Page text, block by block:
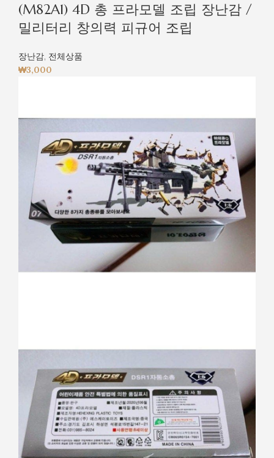
(M82A1) 4D 총 프라모델 조립 장난감 /
밀리터리 창의력 피규어 조립
장난감, 전체상품
₩3,000